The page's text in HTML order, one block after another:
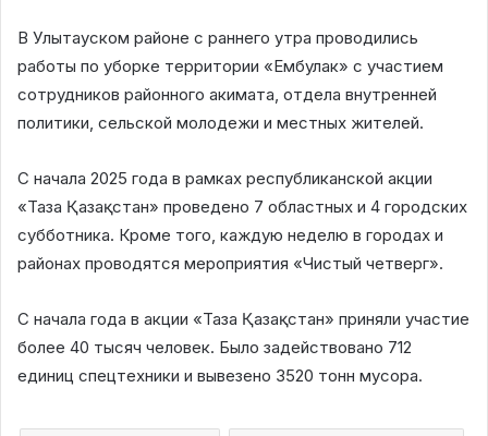
В Улытауском районе с раннего утра проводились
работы по уборке территории «Ембулак» с участием
сотрудников районного акимата, отдела внутренней
политики, сельской молодежи и местных жителей.
С начала 2025 года в рамках республиканской акции
«Таза Қазақстан» проведено 7 областных и 4 городских
субботника. Кроме того, каждую неделю в городах и
районах проводятся мероприятия «Чистый четверг».
С начала года в акции «Таза Қазақстан» приняли участие
более 40 тысяч человек. Было задействовано 712
единиц спецтехники и вывезено 3520 тонн мусора.